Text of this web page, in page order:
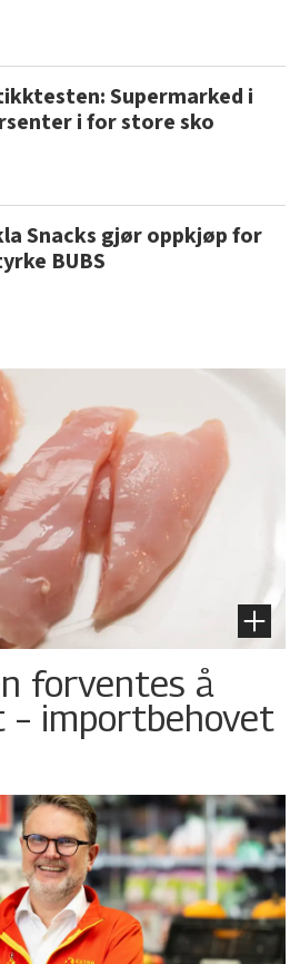
Supermarked i
i for store sko
Snacks gjør oppkjøp for
BUBS
forventes å
importbehovet